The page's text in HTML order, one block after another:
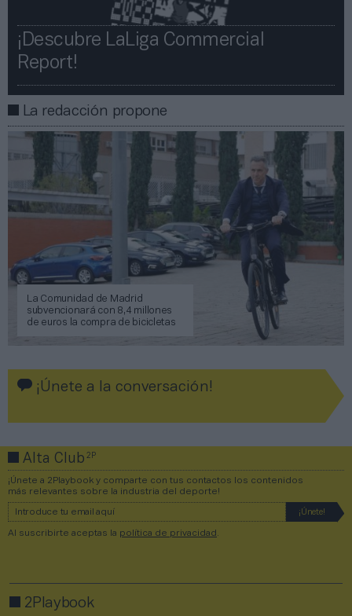
¡Descubre LaLiga Commercial
Report!​​
La redacción propone
La Comunidad de Madrid
subvencionará con 8,4 millones
de euros la compra de bicicletas
¡Únete a la conversación!
Alta Club2P
¡Únete a 2Playbook y comparte con tus contactos los contenidos
más relevantes sobre la industria del deporte!
Al suscribirte aceptas la política de privacidad
2Playbook